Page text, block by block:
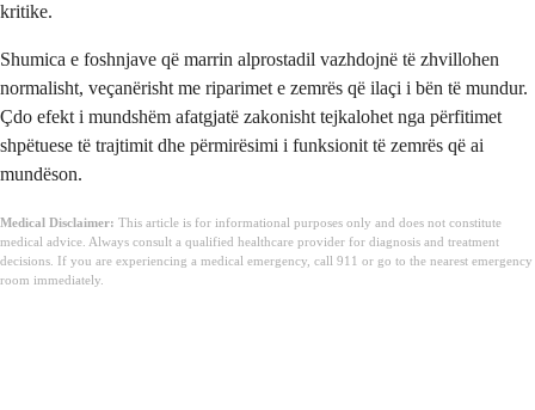
kritike.
Shumica e foshnjave që marrin alprostadil vazhdojnë të zhvillohen
normalisht, veçanërisht me riparimet e zemrës që ilaçi i bën të mundur.
Çdo efekt i mundshëm afatgjatë zakonisht tejkalohet nga përfitimet
shpëtuese të trajtimit dhe përmirësimi i funksionit të zemrës që ai
mundëson.
Medical Disclaimer: This article is for informational purposes only and does not constitute
medical advice. Always consult a qualified healthcare provider for diagnosis and treatment
decisions. If you are experiencing a medical emergency, call 911 or go to the nearest emergency
room immediately.